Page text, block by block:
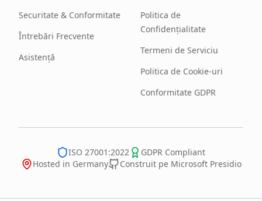
Securitate & Conformitate
Întrebări Frecvente
Asistență
Politica de
Confidențialitate
Termeni de Serviciu
Politica de Cookie-uri
Conformitate GDPR
ISO 27001:2022
GDPR Compliant
Hosted in Germany
Construit pe Microsoft Presidio